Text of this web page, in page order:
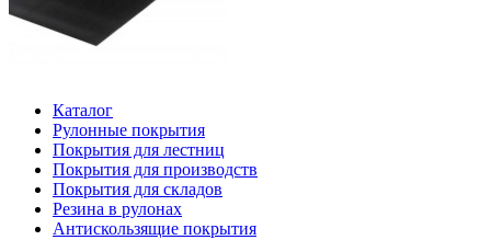
Каталог
Рулонные покрытия
Покрытия для лестниц
Покрытия для производств
Покрытия для складов
Резина в рулонах
Антискользящие покрытия